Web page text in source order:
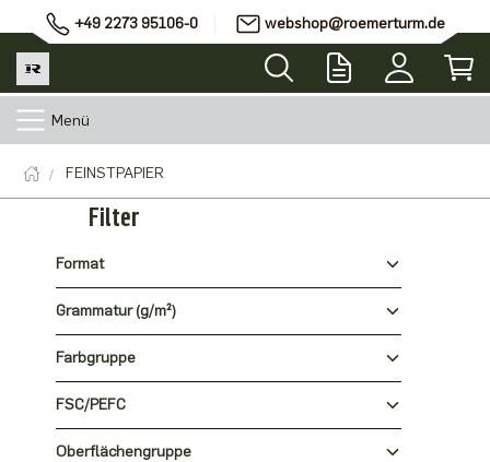
+49 2273 95106-0 webshop@roemerturm.de
Menü
FEINSTPAPIER
Filter
Format
Grammatur (g/m²)
Farbgruppe
FSC/PEFC
Oberflächengruppe